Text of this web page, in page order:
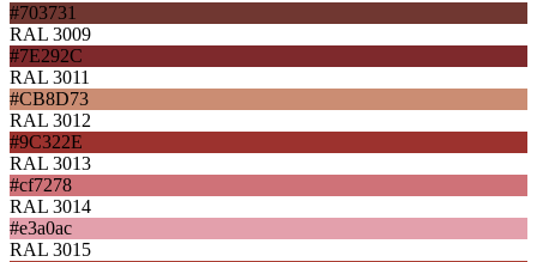
#703731
RAL 3009
#7E292C
RAL 3011
#CB8D73
RAL 3012
#9C322E
RAL 3013
#cf7278
RAL 3014
#e3a0ac
RAL 3015